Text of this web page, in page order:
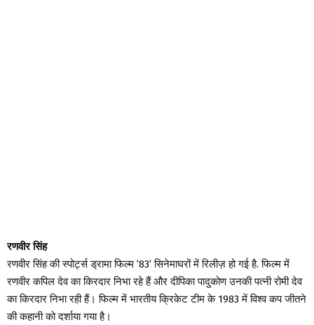
रणवीर सिंह
रणवीर सिंह की स्पोर्ट्स ड्रामा फिल्म ’83’ सिनेमाघरों में रिलीज़ हो गई है. फिल्म में
रणवीर कपिल देव का किरदार निभा रहे हैं और दीपिका पादुकोण उनकी पत्नी रोमी देव
का किरदार निभा रही हैं। फिल्म में भारतीय क्रिकेट टीम के 1983 में विश्व कप जीतने
की कहानी को दर्शाया गया है।